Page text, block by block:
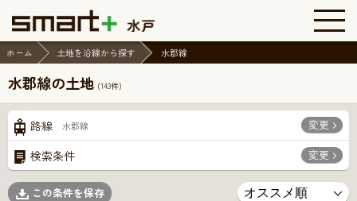
ホーム 土地を沿線から探す 水郡線
水郡線の土地 (143件)
路線 水郡線 変更
検索条件 変更
この条件を保存